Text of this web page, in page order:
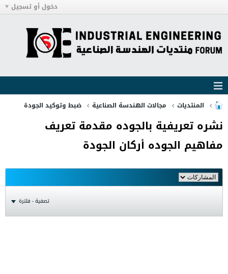
دخول أو تسجيل
المنتديات مجالات الهندسة الصناعية ضبط وتوكيد الجودة
نشره تعريفية بالجوده مقدمة تعريف
مفاهيم الجوده أركان الجودة
تصفية - فلترة